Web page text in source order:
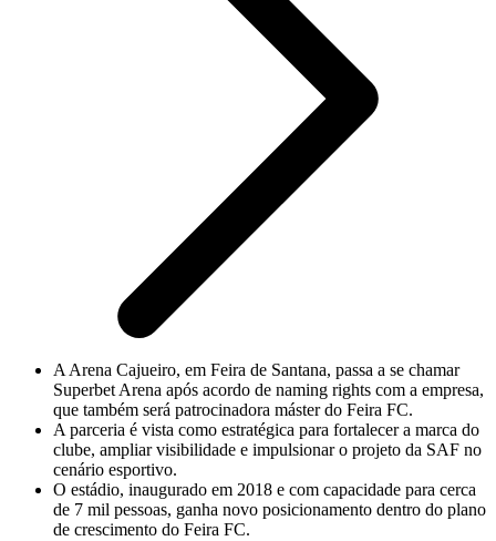
A Arena Cajueiro, em Feira de Santana, passa a se chamar
Superbet Arena após acordo de naming rights com a empresa,
que também será patrocinadora máster do Feira FC.
A parceria é vista como estratégica para fortalecer a marca do
clube, ampliar visibilidade e impulsionar o projeto da SAF no
cenário esportivo.
O estádio, inaugurado em 2018 e com capacidade para cerca
de 7 mil pessoas, ganha novo posicionamento dentro do plano
de crescimento do Feira FC.